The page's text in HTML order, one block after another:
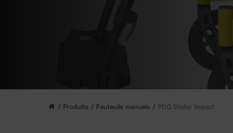
Produits Fauteuils manuels PDG Stellar Impact